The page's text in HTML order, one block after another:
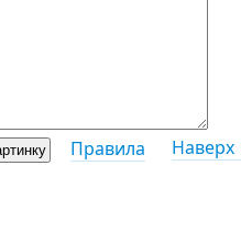
Правила Наверх